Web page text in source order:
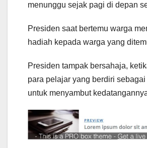
menunggu sejak pagi di depan
Presiden saat bertemu warga
hadiah kepada warga yang
Presiden tampak bersahaja,
para pelajar yang berdiri
untuk menyambut